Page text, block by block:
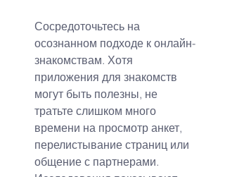
Сосредоточьтесь на
осознанном подходе к онлайн-
знакомствам. Хотя
приложения для знакомств
могут быть полезны, не
тратьте слишком много
времени на просмотр анкет,
перелистывание страниц или
общение с партнерами.